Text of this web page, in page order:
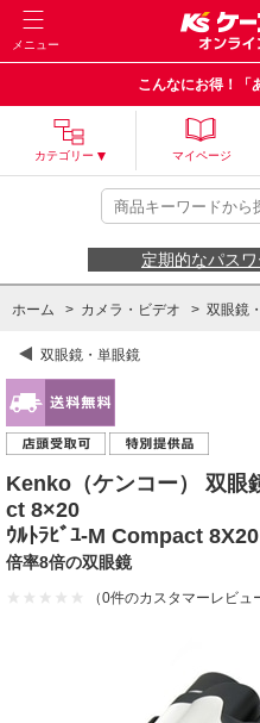
メニュー
こんなにお得！「
カテゴリー マイページ
定期的なパス
ホーム > カメラ・ビデオ > 双眼鏡
双眼鏡・単眼鏡
Kenko（ケンコー） 双眼
ct 8×20
ｳﾙﾄﾗﾋﾞﾕ-M Compact
倍率8倍の双眼鏡
（0件のカスタマーレビュ